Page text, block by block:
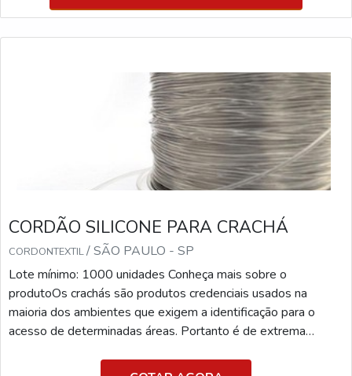
CORDÃO SILICONE PARA CRACHÁ
CORDONTEXTIL/ SÃO PAULO - SP
Lote mínimo: 1000 unidades Conheça mais sobre o
produtoOs crachás são produtos credenciais usados na
maioria dos ambientes que exigem a identificação para o
acesso de determinadas áreas. Portanto é de extrema
produtos são usados para pendurar e facilitar a identificação,